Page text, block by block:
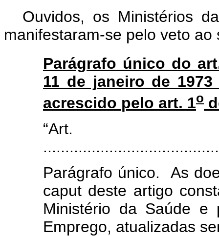
Ouvidos, os Ministérios
manifestaram-se pelo veto
Parágrafo único do
11 de janeiro de
acrescido pelo art. 1o
“Art.
Parágrafo único. As
caput deste artigo
Ministério da Saúde e
Emprego, atualizadas